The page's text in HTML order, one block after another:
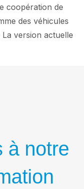
coopération de
des véhicules
version actuelle
à notre